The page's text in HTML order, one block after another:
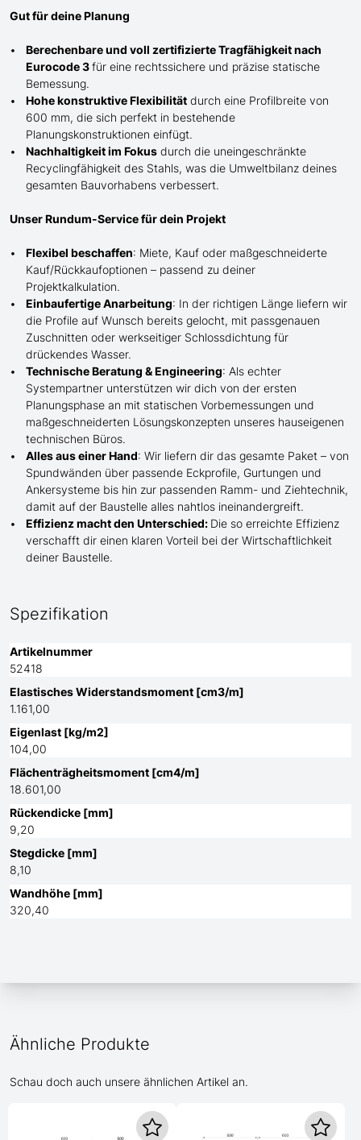
Gut für deine Planung
Berechenbare und voll zertifizierte Tragfähigkeit nach
Eurocode 3für eine rechtssichere und präzise statische
Bemessung.
Hohe konstruktive Flexibilität durch eine Profilbreite von
600 mm, die sich perfekt in bestehende
Planungskonstruktionen einfügt.
Nachhaltigkeit im Fokus durch die uneingeschränkte
Recyclingfähigkeit des Stahls, was die Umweltbilanz deines
gesamten Bauvorhabens verbessert.
Unser Rundum-Service für dein Projekt
Flexibel beschaffen: Miete, Kauf oder maßgeschneiderte
Kauf/Rückkaufoptionen – passend zu deiner
Projektkalkulation.
Einbaufertige Anarbeitung: In der richtigen Länge liefern wir
die Profile auf Wunsch bereits gelocht, mit passgenauen
Zuschnitten oder werkseitiger Schlossdichtung für
drückendes Wasser.
Technische Beratung & Engineering: Als echter
Systempartner unterstützen wir dich von der ersten
Planungsphase an mit statischen Vorbemessungen und
maßgeschneiderten Lösungskonzepten unseres hauseigenen
technischen Büros.
Alles aus einer Hand: Wir liefern dir das gesamte Paket – von
Spundwänden über passende Eckprofile, Gurtungen und
Ankersysteme bis hin zur passenden Ramm- und Ziehtechnik,
damit auf der Baustelle alles nahtlos ineinandergreift.
Effizienz macht den Unterschied: Die so erreichte Effizienz
verschafft dir einen klaren Vorteil bei der Wirtschaftlichkeit
deiner Baustelle.
Spezifikation
Artikelnummer
52418
Elastisches Widerstandsmoment [cm3/m]
1.161,00
Eigenlast [kg/m2]
104,00
Flächenträgheitsmoment [cm4/m]
18.601,00
Rückendicke [mm]
9,20
Stegdicke [mm]
8,10
Wandhöhe [mm]
320,40
Ähnliche Produkte
Schau doch auch unsere ähnlichen Artikel an.